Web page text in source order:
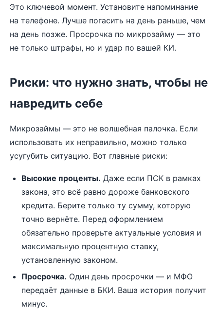
Это ключевой момент. Установите напоминание
на телефоне. Лучше погасить на день раньше, чем
на день позже. Просрочка по микрозайму — это
не только штрафы, но и удар по вашей КИ.
Риски: что нужно знать, чтобы не
навредить себе
Микрозаймы — это не волшебная палочка. Если
использовать их неправильно, можно только
усугубить ситуацию. Вот главные риски:
Высокие проценты. Даже если ПСК в рамках
закона, это всё равно дороже банковского
кредита. Берите только ту сумму, которую
точно вернёте. Перед оформлением
обязательно проверьте актуальные условия и
максимальную процентную ставку,
установленную законом.
Просрочка. Один день просрочки — и МФО
передаёт данные в БКИ. Ваша история получит
минус.